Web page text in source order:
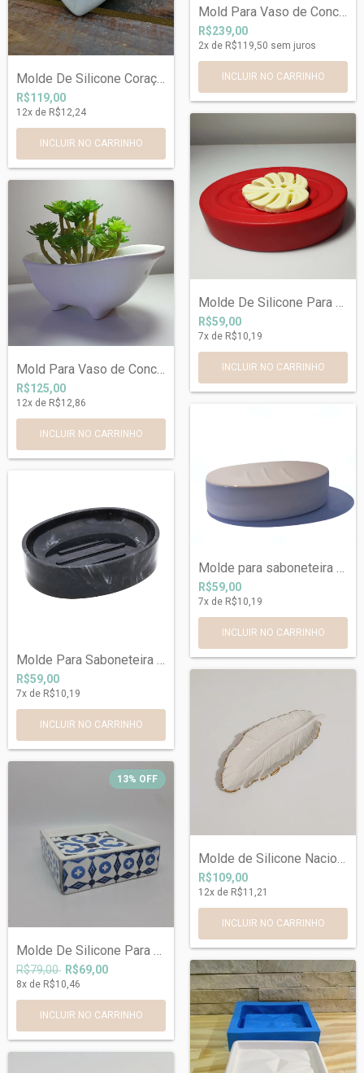
Molde De Silicone Coração G
R$119,00
12x de R$12,24
Mold Para Vaso de Concreto Banheira.
R$239,00
2x de R$119,50 sem juros
Mold Para Vaso de Concreto Banheira.
R$125,00
12x de R$12,86
Molde De Silicone Para Porta Sabonetes d...
R$59,00
7x de R$10,19
Molde Para Saboneteira Ref719
R$59,00
7x de R$10,19
R$59,00
7x de R$10,19
13% OFF
Molde De Silicone Para Saboneteira portu...
R$79,00 R$69,00
8x de R$10,46
Molde de Silicone Nacional de Bandeja Fo...
R$109,00
12x de R$11,21